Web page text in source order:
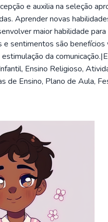
e auxilia na seleção
Aprender novas
maior habilidade para
e sentimentos são benefícios
da
Ensino Religioso,
de Ensino, Plano de Aula,